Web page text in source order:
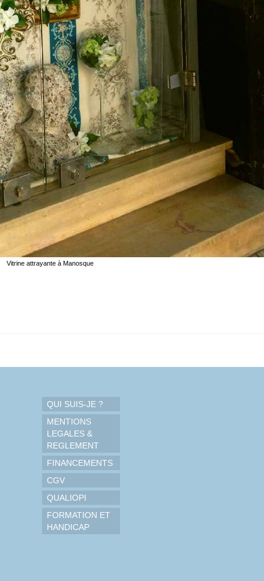
Vitrine attrayante à Manosque
QUI SUIS-JE ?
MENTIONS
LEGALES &
REGLEMENT
FINANCEMENTS
CGV
QUALIOPI
FORMATION ET
HANDICAP